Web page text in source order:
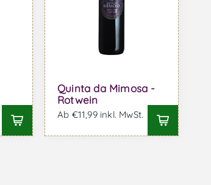
Quinta da Mimosa -
Rotwein
Ab €11,99 inkl. MwSt.